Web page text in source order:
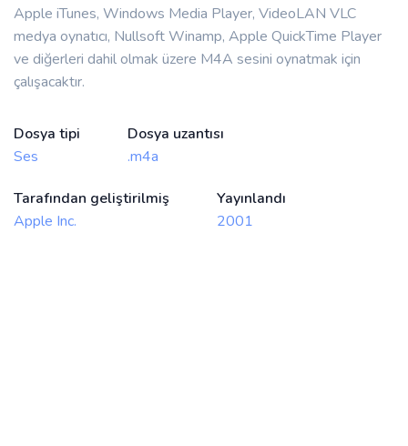
Apple iTunes, Windows Media Player, VideoLAN VLC
medya oynatıcı, Nullsoft Winamp, Apple QuickTime Player
ve diğerleri dahil olmak üzere M4A sesini oynatmak için
çalışacaktır.
Dosya tipi
Ses
Dosya uzantısı
.m4a
Tarafından geliştirilmiş
Apple Inc.
Yayınlandı
2001